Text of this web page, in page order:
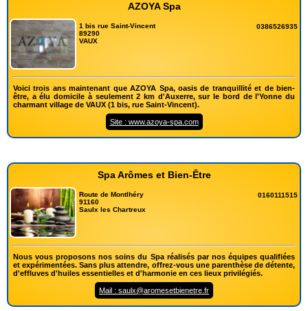
AZOYA Spa
1 bis rue Saint-Vincent
89290
VAUX
0386526935
Voici trois ans maintenant que AZOYA Spa, oasis de tranquillité et de bien-
être, a élu domicile à seulement 2 km d'Auxerre, sur le bord de l'Yonne du
charmant village de VAUX (1 bis, rue Saint-Vincent).
Site : www.azoya-spa.com
Spa Arômes et Bien-Être
Route de Montlhéry
91160
Saulx les Chartreux
0160111515
Nous vous proposons nos soins du Spa réalisés par nos équipes qualifiées
et expérimentées. Sans plus attendre, offrez-vous une parenthèse de détente,
d'effluves d'huiles essentielles et d'harmonie en ces lieux privilégiés.
Mail : saulx@aromesetbienetre.fr